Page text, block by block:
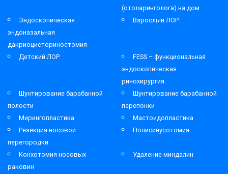
(отоларинголога) на дом
Эндоскопическая
эндоназальная
дакриоцисториностомия
Взрослый ЛОР
Детский ЛОР
FESS – функциональная
эндоскопическая
ринохирургия
Шунтирование барабанной
полости
Шунтирование барабанной
перепонки
Мирингопластика
Мастоидопластика
Резекция носовой
перегородки
Полисинусотомия
Конхотомия носовых
раковин
Удаление миндалин